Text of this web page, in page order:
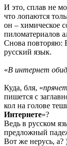
И это, сплав не
что лопаются
он – химическое
пиломатериалов
Снова повторяю:
русский язык.
«В интернет
Куда, бля, «прячет
пишется с
кол на голове
Интернете»?
Ведь в русском
предложный
Вот же нерусь, а?